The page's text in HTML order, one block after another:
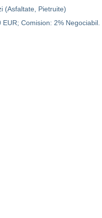
(Asfaltate, Pietruite)
Comision: 2% Negociabil.